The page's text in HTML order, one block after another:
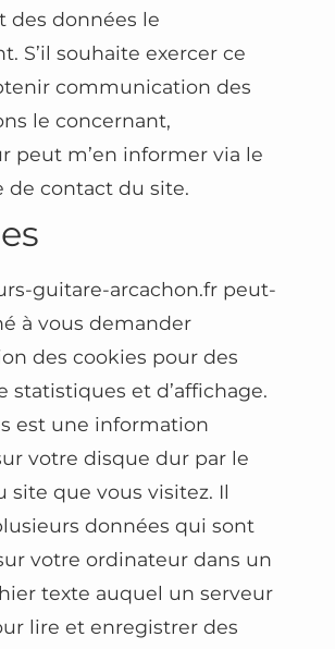
des données le
S’il souhaite exercer ce
communication des
le concernant,
peut m’en informer via le
de contact du site.
guitare-arcachon.fr peut-
à vous demander
des cookies pour des
statistiques et d’affichage.
est une information
votre disque dur par le
site que vous visitez. Il
données qui sont
votre ordinateur dans un
texte auquel un serveur
lire et enregistrer des